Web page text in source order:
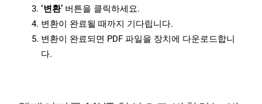
‘변환’ 버튼을 클릭하세요.
변환이 완료될 때까지 기다립니다.
변환이 완료되면 PDF 파일을 장치에 다운로드합니
다.